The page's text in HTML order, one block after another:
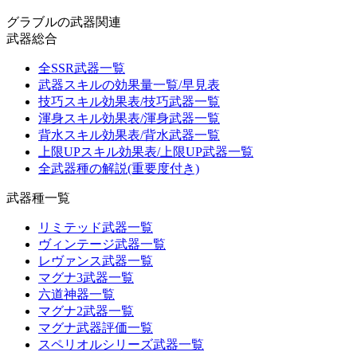
グラブルの武器関連
武器総合
全SSR武器一覧
武器スキルの効果量一覧/早見表
技巧スキル効果表/技巧武器一覧
渾身スキル効果表/渾身武器一覧
背水スキル効果表/背水武器一覧
上限UPスキル効果表/上限UP武器一覧
全武器種の解説(重要度付き)
武器種一覧
リミテッド武器一覧
ヴィンテージ武器一覧
レヴァンス武器一覧
マグナ3武器一覧
六道神器一覧
マグナ2武器一覧
マグナ武器評価一覧
スペリオルシリーズ武器一覧